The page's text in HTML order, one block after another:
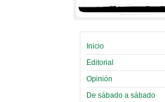
Inicio
Editorial
Opinión
De sábado a sábado